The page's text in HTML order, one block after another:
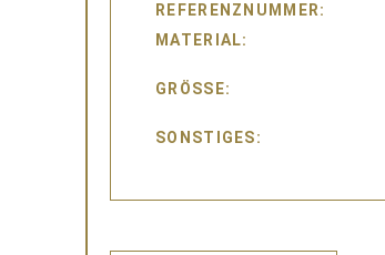
REFERENZNUMMER
MATERIAL
GRÖSSE
SONSTIGES